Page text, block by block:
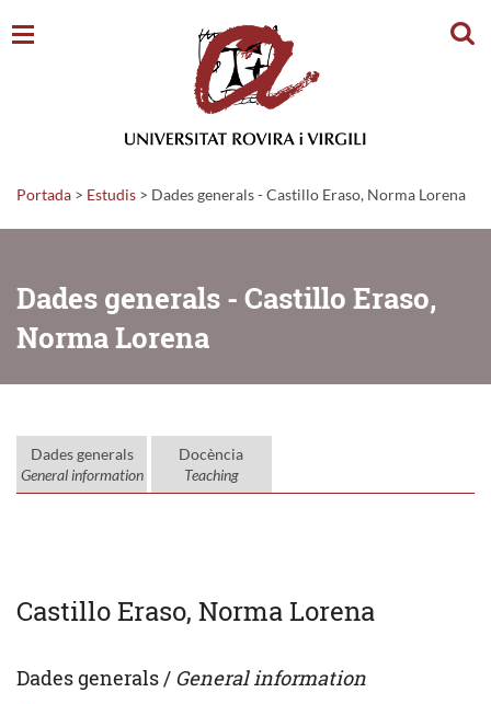
Portada > Estudis > Dades generals - Castillo Eraso, Norma Lorena
Dades generals - Castillo Eraso,
Norma Lorena
Dades generals
General information
Docència
Teaching
Castillo Eraso, Norma Lorena
Dades generals / General information